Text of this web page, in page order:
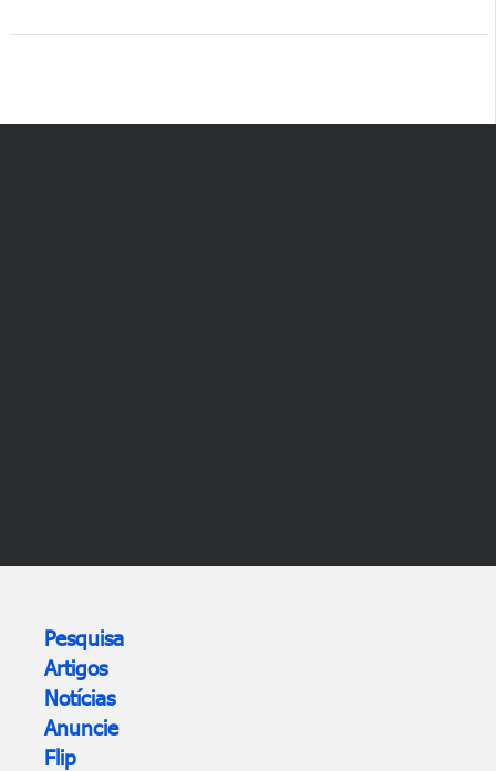
Pesquisa
Artigos
Notícias
Anuncie
Flip